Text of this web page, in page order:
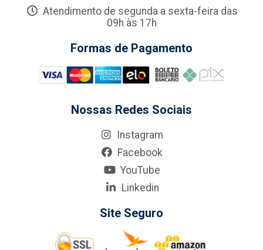
Atendimento de segunda a sexta-feira das
09h às 17h
Formas de Pagamento
Nossas Redes Sociais
Instagram
Facebook
YouTube
Linkedin
Site Seguro